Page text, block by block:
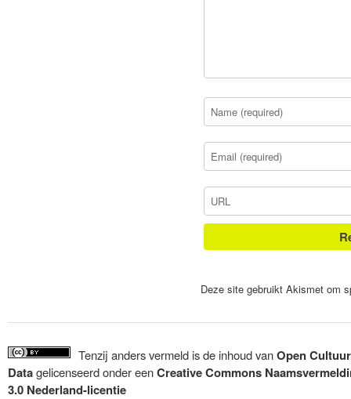
Deze site gebruikt Akismet om
Tenzij anders vermeld is de inhoud vanOpen Cultuur
Datagelicenseerd onder eenCreative Commons
3.0 Nederland-licentie